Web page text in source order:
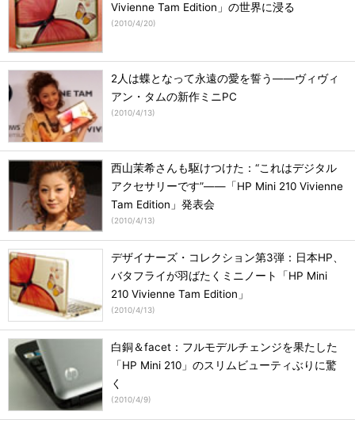
Vivienne Tam Edition」の世界に浸る
(2010/4/20)
2人は蝶となって永遠の愛を誓う――ヴィヴィ
アン・タムの新作ミニPC
(2010/4/13)
西山茉希さんも駆けつけた：“これはデジタル
アクセサリーです”――「HP Mini 210 Vivienne
Tam Edition」発表会
(2010/4/13)
デザイナーズ・コレクション第3弾：日本HP、
バタフライが羽ばたくミニノート「HP Mini
210 Vivienne Tam Edition」
(2010/4/13)
白銅＆facet：フルモデルチェンジを果たした
「HP Mini 210」のスリムビューティぶりに驚
く
(2010/4/9)